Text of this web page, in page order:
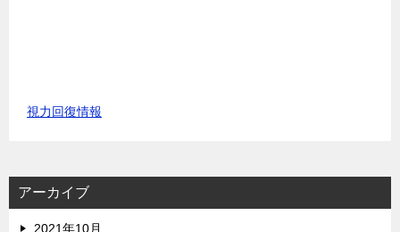
視力回復情報
アーカイブ
2021年10月